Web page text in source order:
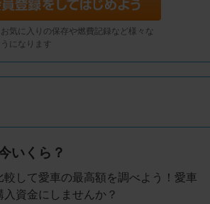
気に入りの保存や燃費記録など様々な
になります
いくら？
して愛車の最高額を調べよう！愛車
資金にしませんか？